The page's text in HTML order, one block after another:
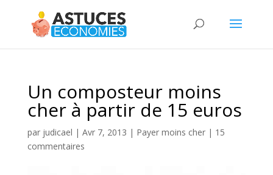
Un composteur moins
cher à partir de 15 euros
par judicael | Avr 7, 2013 | Payer moins cher| 15
commentaires